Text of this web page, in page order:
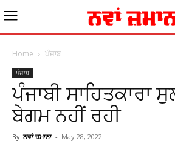
Home ਪੰਜਾਬ
ਪੰਜਾਬ
ਪੰਜਾਬੀ ਸਾਹਿਤਕਾਰਾ
ਬੇਗਮ ਨਹੀਂ ਰਹੀ
By ਨਵਾਂ ਜ਼ਮਾਨਾ - May 28, 2022